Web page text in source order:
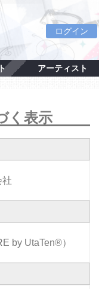
ログイン
アーティスト
く表示
社
by UtaTen®）